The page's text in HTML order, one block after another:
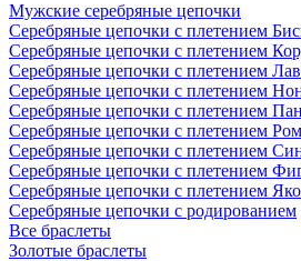
Мужские серебряные цепочки
Серебряные цепочки с плетением
Серебряные цепочки с плетением
Серебряные цепочки с плетением Лав
Серебряные цепочки с плетением
Серебряные цепочки с плетением
Серебряные цепочки с плетением
Серебряные цепочки с плетением
Серебряные цепочки с плетением
Серебряные цепочки с плетением
Серебряные цепочки с родированием
Все браслеты
Золотые браслеты